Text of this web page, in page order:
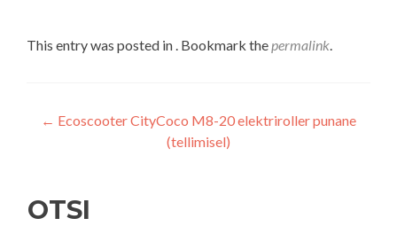
This entry was posted in . Bookmark thepermalink.
Navigeerimine
← Ecoscooter CityCoco M8-20 elektriroller punane
(tellimisel)
OTSI